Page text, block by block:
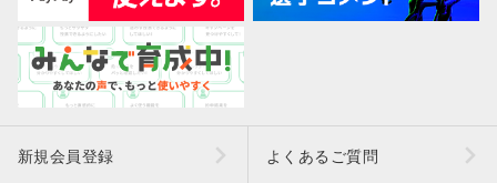
新規会員登録 よくあるご質問